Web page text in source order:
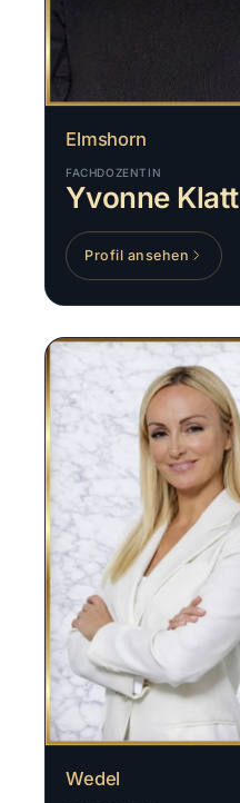
Elmshorn
FACHDOZENTIN
Yvonne Klatt
Profil ansehen
Wedel